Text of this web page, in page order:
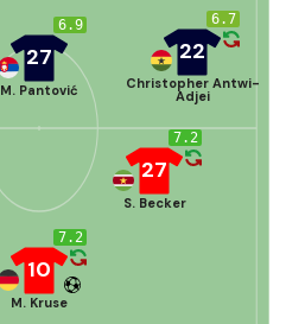
6.7
22
Christopher Antwi-
Adjei
6.9
27
M. Pantović
7.2
10
M. Kruse
7.2
27
S. Becker